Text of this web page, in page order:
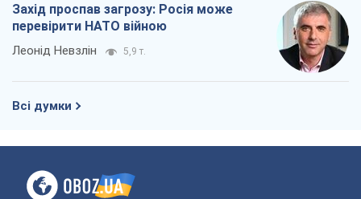
Захід проспав загрозу: Росія може
перевірити НАТО війною
Леонід Невзлін 5,9 т.
Всі думки